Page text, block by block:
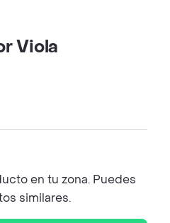
Viola
en tu zona. Puedes
similares.